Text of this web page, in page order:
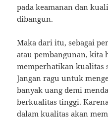
pada keamanan dan
dibangun.
Maka dari itu, sebagai
atau pembangunan, kita
memperhatikan kualitas
Jangan ragu untuk
banyak uang demi
berkualitas tinggi.
dalam kualitas akan